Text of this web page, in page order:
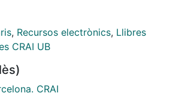
veus de la física, amb un
per crear la principal col·lecció
a un món digital.
, Recursos electrònics, Llibres
CRAI UB
CRAI